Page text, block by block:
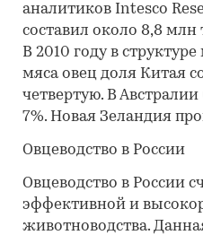
аналитиков Intesco
составил около 8,8 млн
В 2010 году в
мяса овец доля Китая
четвертую. В
7%. Новая Зеландия
Овцеводство в России
Овцеводство в России
эффективной и
животноводства.